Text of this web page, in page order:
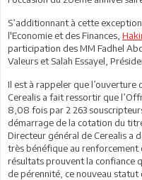
S’additionnant à cette
l'Economie et des Finances,
participation des MM Fadhel
Valeurs et Salah Essayel,
Il est à rappeler que l’ouverture
Cerealis a fait ressortir que
8,08 fois par 2 263
démarrage de la cotation du
Directeur général de Cerealis a
très bénéfique au renforcement
résultats prouvent la confiance
de pérennité, ce nouveau